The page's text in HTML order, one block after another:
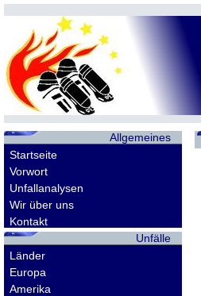
Allgemeines
Startseite
Vorwort
Unfallanalysen
Wir über uns
Kontakt
Unfälle
Länder
Europa
Amerika